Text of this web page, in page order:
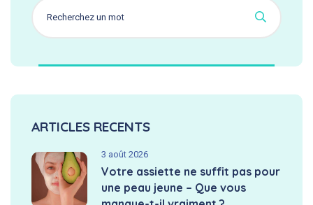
ARTICLES RECENTS
3 août 2026
Votre assiette ne suffit pas pour
une peau jeune – Que vous